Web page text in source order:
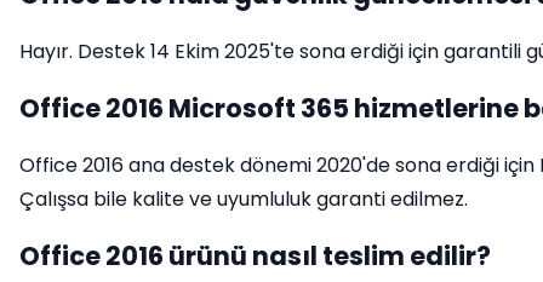
Hayır. Destek 14 Ekim 2025'te sona erdiği için
Office 2016 Microsoft 365 hizmetlerine
Office 2016 ana destek dönemi 2020'de sona erdiği
Çalışsa bile kalite ve uyumluluk garanti edilmez.
Office 2016 ürünü nasıl teslim edilir?